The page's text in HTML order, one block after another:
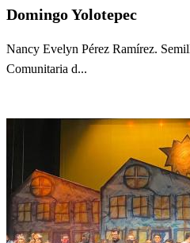
Domingo Yolotepec
Nancy Evelyn Pérez Ramírez.
Comunitaria d...